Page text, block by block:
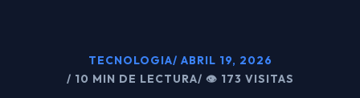
TECNOLOGIA/ ABRIL 19, 2026
/ 10 MIN DE LECTURA/ 👁 173 VISITAS